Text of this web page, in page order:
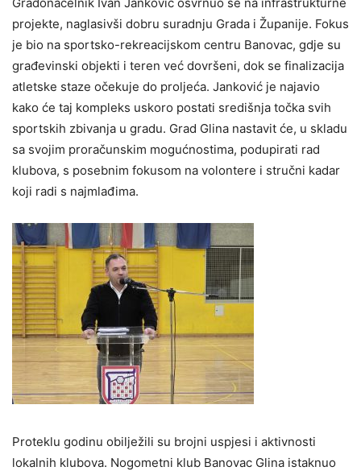
projekte, naglasivši dobru suradnju Grada i Županije. Fokus
je bio na sportsko-rekreacijskom centru Banovac, gdje su
građevinski objekti i teren već dovršeni, dok se finalizacija
atletske staze očekuje do proljeća. Janković je najavio
kako će taj kompleks uskoro postati središnja točka svih
sportskih zbivanja u gradu. Grad Glina nastavit će, u skladu
sa svojim proračunskim mogućnostima, podupirati rad
klubova, s posebnim fokusom na volontere i stručni kadar
koji radi s najmlađima.
Proteklu godinu obilježili su brojni uspjesi i aktivnosti
lokalnih klubova. Nogometni klub Banovac Glina istaknuo